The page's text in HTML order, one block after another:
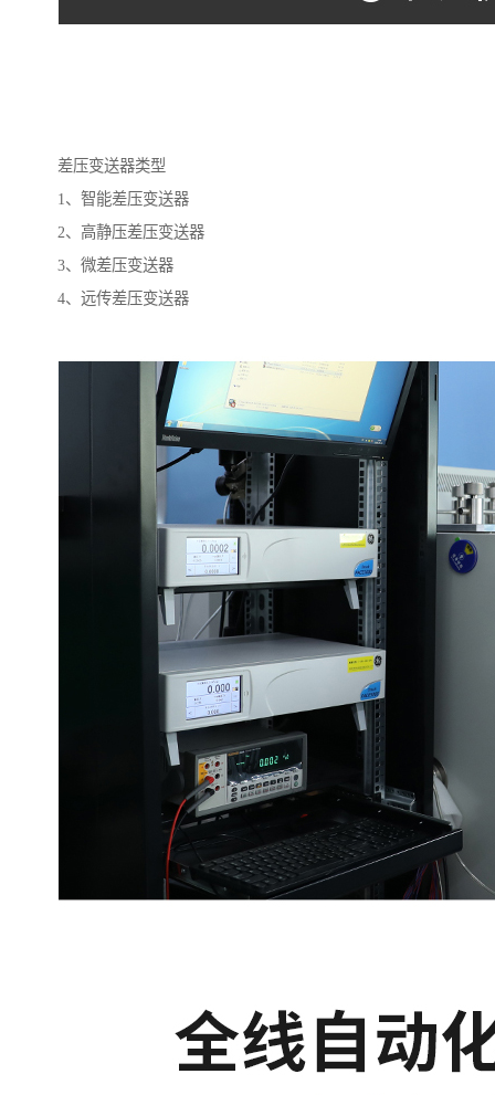
差压变送器类型
1、智能差压变送器
2、高静压差压变送器
3、微差压变送器
4、远传差压变送器